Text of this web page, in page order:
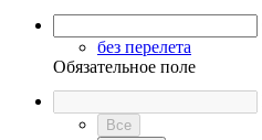
без перелета
Обязательное поле
Все